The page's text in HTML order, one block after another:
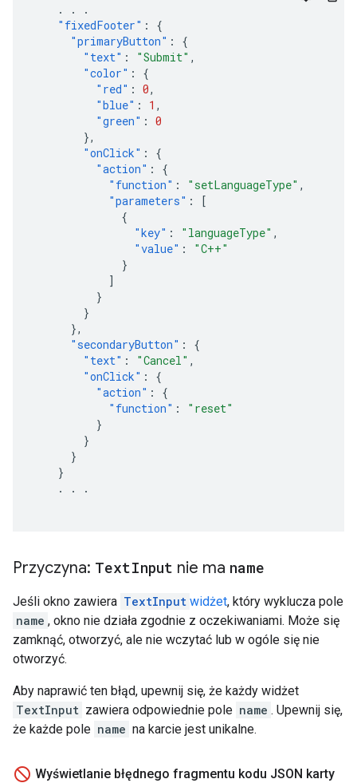
. .
.
"fixedFooter" :
{
"primaryButton" :
{
"text" : "Submit" ,
"color" :
{
"red" : 0,
"blue" : 1 ,
"green" : 0
},
"onClick" :
{
"action" :
{
"function" : "setLanguageType" ,
"parameters" :
[
{
"key" : "languageType" ,
"value" :
"C++"
}
]
}
}
},
"secondaryButton" :
{
"text" : "Cancel" ,
"onClick" :
{
"action" :
{
"function" :
"reset"
}
}
}
}
.
. .
Przyczyna: TextInput nie ma name
Jeśli okno zawiera TextInput widżet, który wyklucza pole
name , okno nie działa zgodnie z oczekiwaniami. Może się
zamknąć, otworzyć, ale nie wczytać lub w ogóle się nie
otworzyć.
Aby naprawić ten błąd, upewnij się, że każdy widżet
TextInput zawiera odpowiednie pole name . Upewnij się,
że każde pole name na karcie jest unikalne.
Wyświetlanie błędnego fragmentu kodu JSON karty